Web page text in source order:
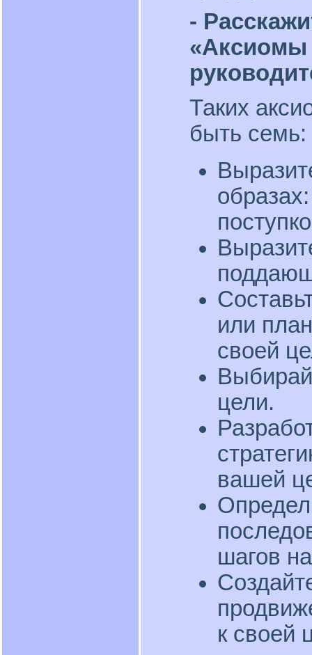
-
«Аксиомы
Таких
быть семь:
или
своей
цели.
вашей
шагов
к своей